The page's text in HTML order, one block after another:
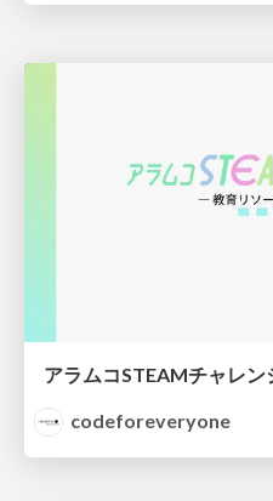
アラムコSTEAMチャレ
codeforeveryone